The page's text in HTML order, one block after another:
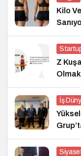
Kilo
Z
İş